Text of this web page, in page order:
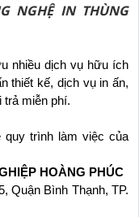
NGHỆ IN THÙNG
nhiều dịch vụ hữu ích
thiết kế, dịch vụ in ấn,
trả miễn phí.
quy trình làm việc của
HOÀNG PHÚC
Quận Bình Thạnh, TP.